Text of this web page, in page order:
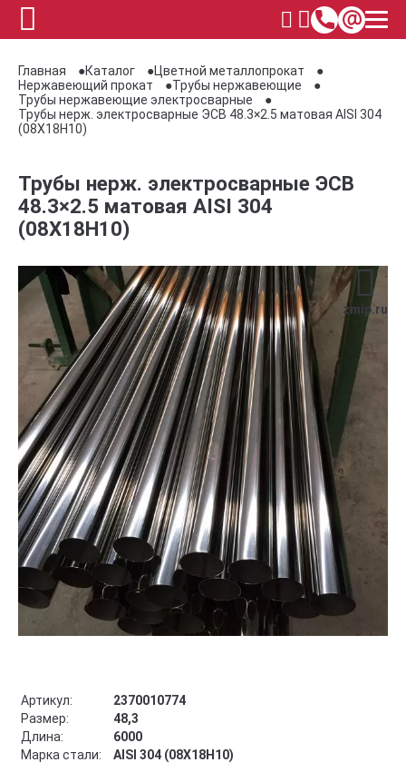
Главная Каталог
Цветной металлопрокат
Нержавеющий прокат
Трубы нержавеющие
Трубы нержавеющие электросварные
Трубы нерж. электросварные ЭСВ 48.3×2.5 матовая AISI 304
(08Х18Н10)
Трубы нерж. электросварные ЭСВ
48.3×2.5 матовая AISI 304
(08Х18Н10)
zmip.ru
Артикул:
2370010774
Размер:
48,3
Длина:
6000
Марка стали:
AISI 304 (08Х18Н10)